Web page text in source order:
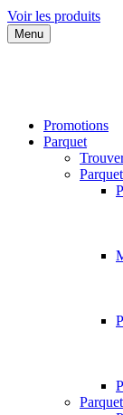
Voir les produits
Menu
Promotions
Parquet